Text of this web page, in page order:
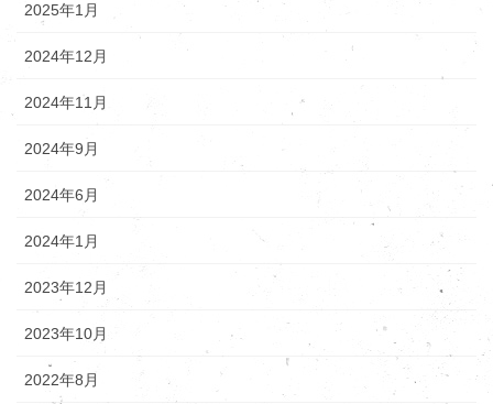
2025年1月
2024年12月
2024年11月
2024年9月
2024年6月
2024年1月
2023年12月
2023年10月
2022年8月